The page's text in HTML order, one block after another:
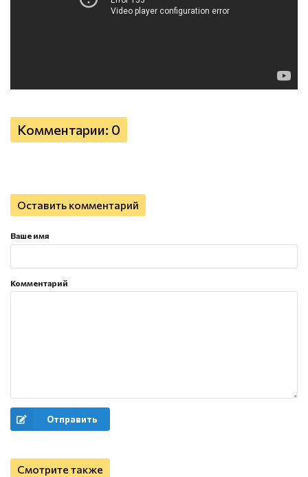
Комментарии: 0
Оставить комментарий
Ваше имя
Комментарий
Отправить
Смотрите также